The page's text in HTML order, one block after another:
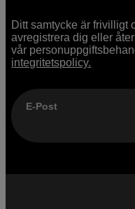
Ditt samtycke är frivilligt
avregistrera dig eller
vår
integritetspolicy.
E-Post